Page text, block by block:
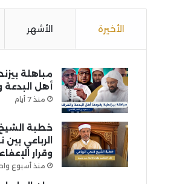
الأخيرة الأشهر
مباهلة
أهل البدعة
منذ 7 أيام
خطبة
الرباعي
وقرار
منذ أسبوع